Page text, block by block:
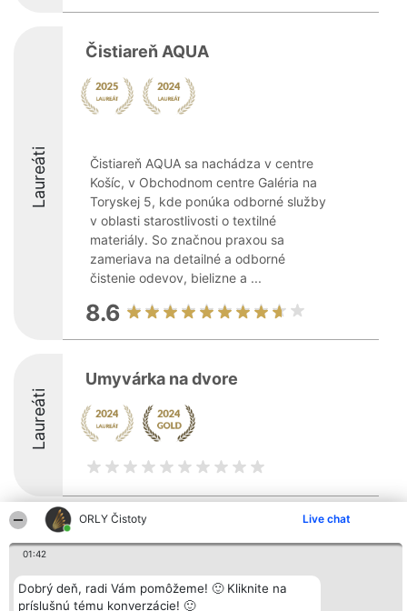
ORLY Čistoty Live chat
01:42
Dobrý deň, radi Vám pomôžeme! 🙂 Kliknite na
príslušnú tému konverzácie! 🙂
Laureáti
Čistiareň AQUA
Čistiareň AQUA sa nachádza v centre
Košíc, v Obchodnom centre Galéria na
Toryskej 5, kde ponúka odborné služby
v oblasti starostlivosti o textilné
materiály. So značnou praxou sa
zameriava na detailné a odborné
čistenie odevov, bielizne a ...
8.6
Laureáti
Umyvárka na dvore
Organizátor hodnotenia
Bright Side Solutions sp. z o.
o. sp. k.
Wrocław 50-079
KRS 0000749100 | Regon
Laureáti
Laureatów
Podmienky
Kontakt